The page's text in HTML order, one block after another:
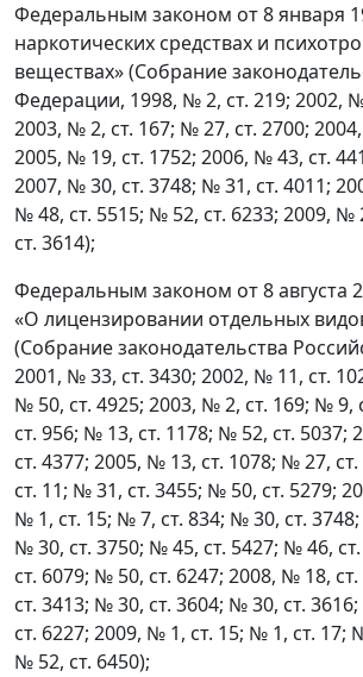
Федеральным законом от 8 января
наркотических средствах и
веществах» (Собрание
Федерации, 1998, № 2, ст. 219; 2002,
2003, № 2, ст. 167; № 27, ст. 2700;
2005, № 19, ст. 1752; 2006, № 43, ст.
2007, № 30, ст. 3748; № 31, ст. 4011;
№ 48, ст. 5515; № 52, ст. 6233; 2009, №
ст. 3614);
Федеральным законом от 8 августа
«О лицензировании отдельных
(Собрание законодательства
2001, № 33, ст. 3430; 2002, № 11, ст.
№ 50, ст. 4925; 2003, № 2, ст. 169; № 9,
ст. 956; № 13, ст. 1178; № 52, ст. 5037;
ст. 4377; 2005, № 13, ст. 1078; № 27,
ст. 11; № 31, ст. 3455; № 50, ст. 5279;
№ 1, ст. 15; № 7, ст. 834; № 30, ст.
№ 30, ст. 3750; № 45, ст. 5427; № 46,
ст. 6079; № 50, ст. 6247; 2008, № 18,
ст. 3413; № 30, ст. 3604; № 30, ст.
ст. 6227; 2009, № 1, ст. 15; № 1, ст. 17;
№ 52, ст. 6450);